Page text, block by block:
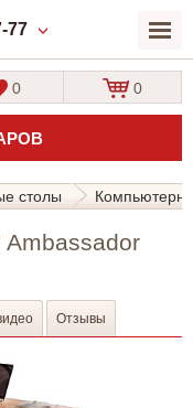
77
0 0
столы
Отзывы